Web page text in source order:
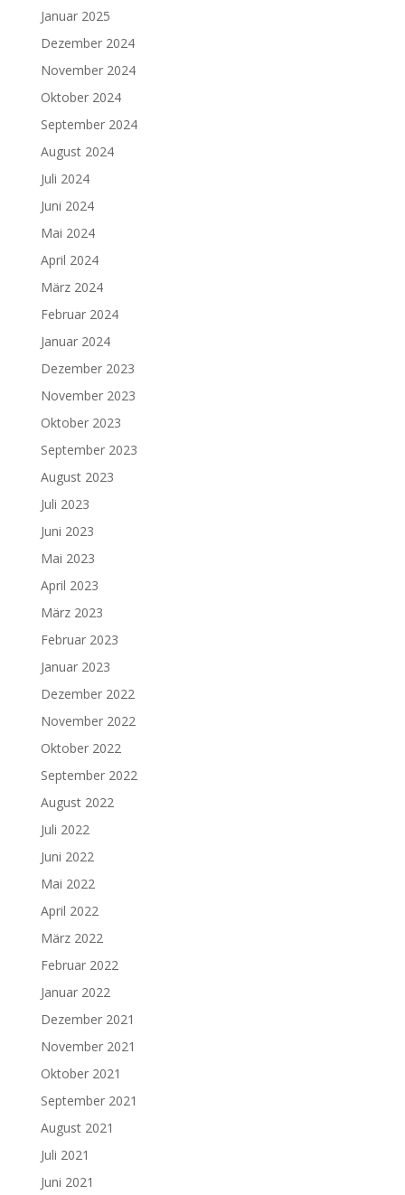
Januar 2025
Dezember 2024
November 2024
Oktober 2024
September 2024
August 2024
Juli 2024
Juni 2024
Mai 2024
April 2024
März 2024
Februar 2024
Januar 2024
Dezember 2023
November 2023
Oktober 2023
September 2023
August 2023
Juli 2023
Juni 2023
Mai 2023
April 2023
März 2023
Februar 2023
Januar 2023
Dezember 2022
November 2022
Oktober 2022
September 2022
August 2022
Juli 2022
Juni 2022
Mai 2022
April 2022
März 2022
Februar 2022
Januar 2022
Dezember 2021
November 2021
Oktober 2021
September 2021
August 2021
Juli 2021
Juni 2021